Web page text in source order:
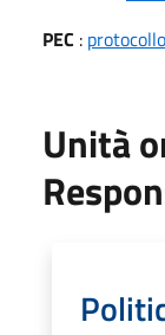
PEC :
Unità